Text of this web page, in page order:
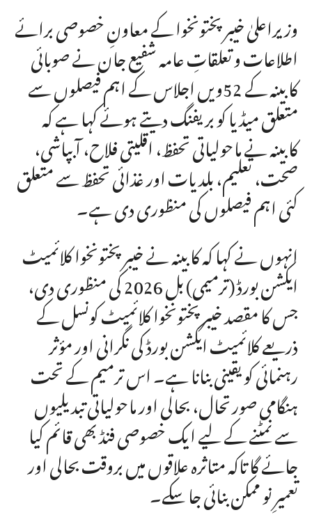
وزیراعلیٰ خیبرپختونخوا کے معاونِ خصوصی برائے
اطلاعات و تعلقاتِ عامہ شفیع جان نے صوبائی
کابینہ کے 52ویں اجلاس کے اہم فیصلوں سے
متعلق میڈیا کو بریفنگ دیتے ہوئے کہا ہے کہ
کابینہ نے ماحولیاتی تحفظ، اقلیتی فلاح، آبپاشی،
صحت، تعلیم، بلدیات اور غذائی تحفظ سے متعلق
کئی اہم فیصلوں کی منظوری دی ہے۔
انہوں نے کہا کہ کابینہ نے خیبرپختونخوا کلائمیٹ
ایکشن بورڈ (ترمیمی) بل 2026 کی منظوری دی،
جس کا مقصد خیبرپختونخوا کلائمیٹ کونسل کے
ذریعے کلائمیٹ ایکشن بورڈ کی نگرانی اور مؤثر
رہنمائی کو یقینی بنانا ہے۔ اس ترمیم کے تحت
ہنگامی صورتحال، بحالی اور ماحولیاتی تبدیلیوں
سے نمٹنے کے لیے ایک خصوصی فنڈ بھی قائم کیا
جائے گا تاکہ متاثرہ علاقوں میں بروقت بحالی اور
تعمیرِ نو ممکن بنائی جا سکے۔